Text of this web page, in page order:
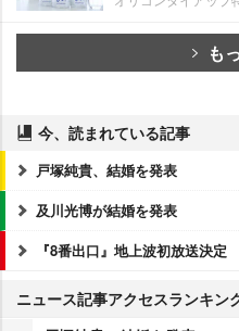
も
今、読まれている記事
戸塚純貴、結婚を発表
及川光博が結婚を発表
『8番出口』地上波初放送決定
ニュース記事アクセスランキン